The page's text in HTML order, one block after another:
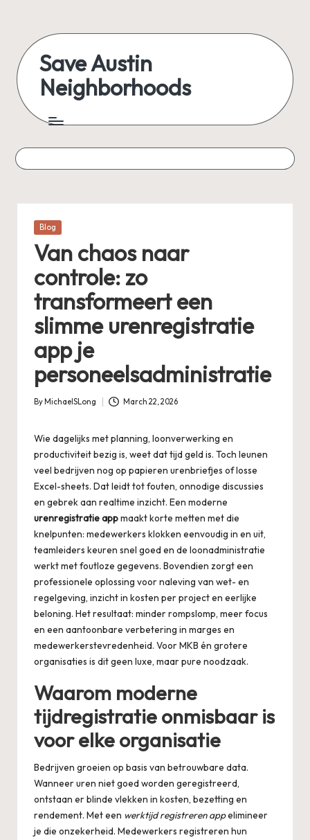
content
Save Austin
Neighborhoods
Austin
everything
Posted
Blog
Van chaos naar
controle: zo
transformeert een
slimme urenregistratie
app je
personeelsadministratie
Posted
By MichaelSLong March 22, 2026
Wie dagelijks met planning, loonverwerking en
productiviteit bezig is, weet dat tijd geld is. Toch leunen
veel bedrijven nog op papieren urenbriefjes of losse
Excel-sheets. Dat leidt tot fouten, onnodige discussies
en gebrek aan realtime inzicht. Een moderne
urenregistratie appmaakt korte metten met die
knelpunten: medewerkers klokken eenvoudig in en uit,
teamleiders keuren snel goed en de loonadministratie
werkt met foutloze gegevens. Bovendien zorgt een
professionele oplossing voor naleving van wet- en
regelgeving, inzicht in kosten per project en eerlijke
beloning. Het resultaat: minder rompslomp, meer focus
en een aantoonbare verbetering in marges en
medewerkerstevredenheid. Voor MKB én grotere
organisaties is dit geen luxe, maar pure noodzaak.
Waarom moderne
tijdregistratie onmisbaar is
voor elke organisatie
Bedrijven groeien op basis van betrouwbare data.
Wanneer uren niet goed worden geregistreerd,
ontstaan er blinde vlekken in kosten, bezetting en
rendement. Met een werktijd registreren appelimineer
je die onzekerheid. Medewerkers registreren hun